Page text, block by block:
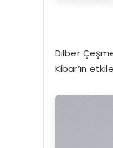
Dilber
Kibar’ın